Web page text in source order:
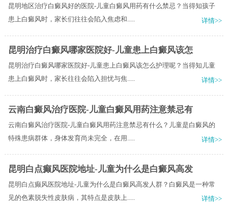
昆明地区治疗白癜风好的医院-儿童白癜风用药有什么禁忌？当得知孩子
患上白癜风时，家长们往往会陷入焦虑和.....
详情>>
昆明治疗白癜风哪家医院好-儿童患上白癜风该怎
昆明治疗白癜风哪家医院好-儿童患上白癜风该怎么护理呢？当得知儿童
患上白癜风时，家长往往会陷入担忧与焦.....
详情>>
云南白癜风治疗医院-儿童白癜风用药注意禁忌有
云南白癜风治疗医院-儿童白癜风用药注意禁忌有什么？儿童是白癜风的
特殊患病群体，身体发育尚未完全，在用.....
详情>>
昆明白点癫风医院地址-儿童为什么是白癜风高发
昆明白点癫风医院地址-儿童为什么是白癜风高发人群？白癜风是一种常
见的色素脱失性皮肤病，其特点是皮肤上.....
详情>>